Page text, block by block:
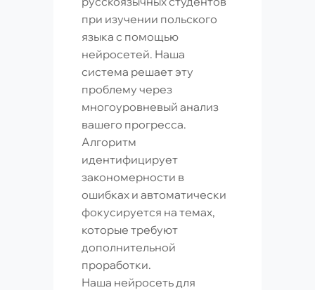
при изучении польского
языка с помощью
нейросетей. Наша
система решает эту
проблему через
многоуровневый анализ
вашего прогресса.
Алгоритм
идентифицирует
закономерности в
ошибках и автоматически
фокусируется на темах,
которые требуют
дополнительной
проработки.
Наша нейросеть для